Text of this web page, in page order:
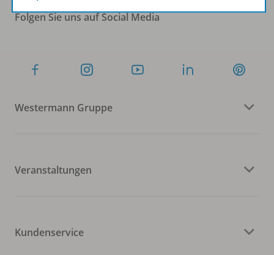
Folgen Sie uns auf Social Media
Westermann Gruppe
Veranstaltungen
Kundenservice